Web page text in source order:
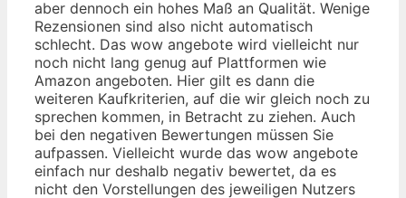
aber dennoch ein hohes Maß an Qualität. Wenige
Rezensionen sind also nicht automatisch
schlecht. Das wow angebote wird vielleicht nur
noch nicht lang genug auf Plattformen wie
Amazon angeboten. Hier gilt es dann die
weiteren Kaufkriterien, auf die wir gleich noch zu
sprechen kommen, in Betracht zu ziehen. Auch
bei den negativen Bewertungen müssen Sie
aufpassen. Vielleicht wurde das wow angebote
einfach nur deshalb negativ bewertet, da es
nicht den Vorstellungen des jeweiligen Nutzers